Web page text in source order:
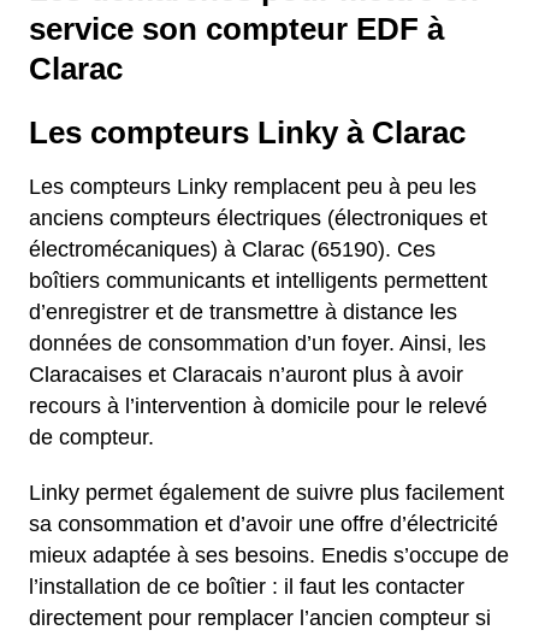
service son compteur EDF à
Clarac
Les compteurs Linky à Clarac
Les compteurs Linky remplacent peu à peu les
anciens compteurs électriques (électroniques et
électromécaniques) à Clarac (65190). Ces
boîtiers communicants et intelligents permettent
d’enregistrer et de transmettre à distance les
données de consommation d’un foyer. Ainsi, les
Claracaises et Claracais n’auront plus à avoir
recours à l’intervention à domicile pour le relevé
de compteur.
Linky permet également de suivre plus facilement
sa consommation et d’avoir une offre d’électricité
mieux adaptée à ses besoins. Enedis s’occupe de
l’installation de ce boîtier : il faut les contacter
directement pour remplacer l’ancien compteur si